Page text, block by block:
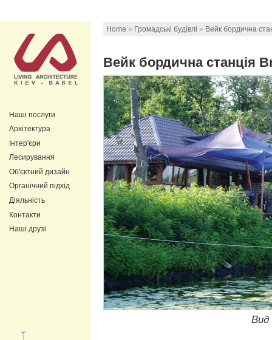
Наші послуги
Архітектура
Інтер'єри
Лесирування
Об'єктний дизайн
Органічний підхід
Діяльність
Контакти
Наші друзі
Home » Громадські будівлі » Вейк бордична
Вейк бордична станція
Вид